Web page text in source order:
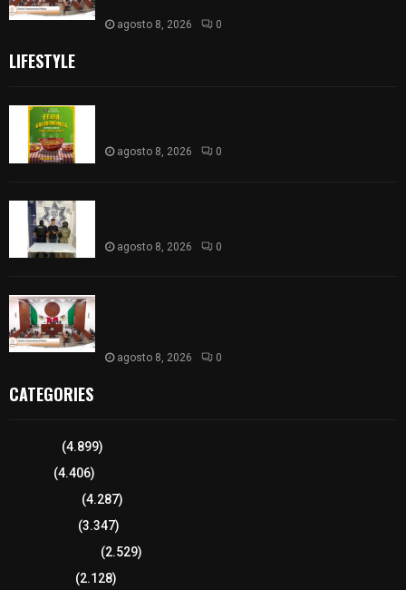
agosto 8, 2026 0
LIFESTYLE
agosto 8, 2026 0
agosto 8, 2026 0
agosto 8, 2026 0
CATEGORIES
(4.899)
(4.406)
(4.287)
(3.347)
(2.529)
(2.128)